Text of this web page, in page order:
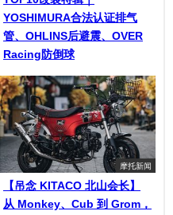
YOSHIMURA合法认证排气
管、OHLINS后避震、OVER
Racing防倒球
摩托新闻
【吊念 KITACO 北山会长】
从 Monkey、Cub 到 Grom，